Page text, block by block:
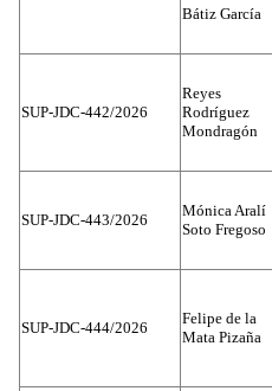
Bátiz García
SUP-JDC-442/2026
Reyes
Rodríguez
Mondragón
SUP-JDC-443/2026
Mónica Aralí
Soto Fregoso
SUP-JDC-444/2026
Felipe de la
Mata Pizaña